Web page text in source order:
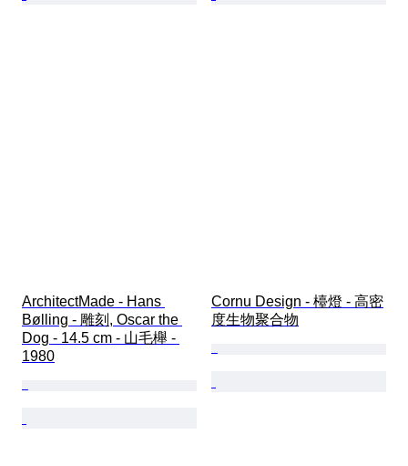
ArchitectMade - Hans
Bølling - 雕刻, Oscar the
Dog - 14.5 cm - 山毛櫸 -
1980
Cornu Design - 檯燈 - 高密
度生物聚合物